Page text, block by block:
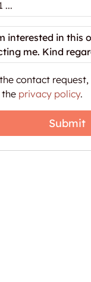
dans le
contact
privacy policy.
Submit